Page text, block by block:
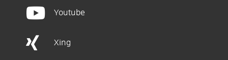
Youtube
Xing